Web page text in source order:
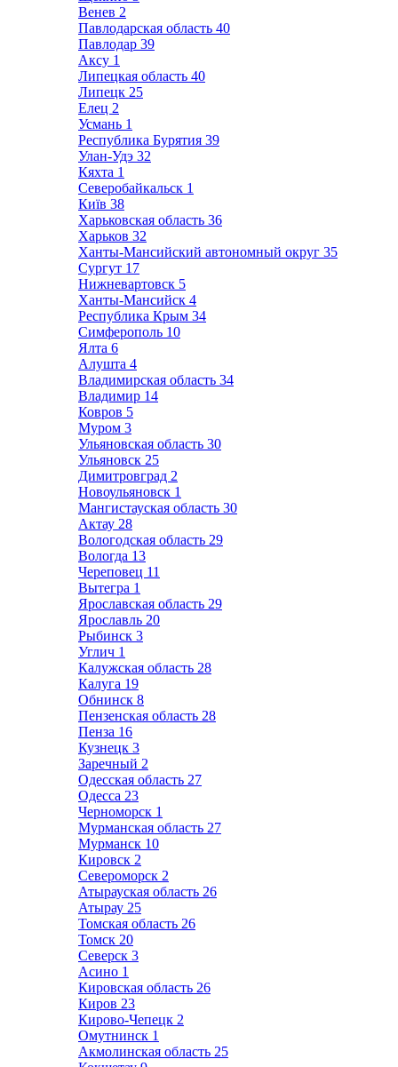
Венев 2
Павлодарская область 40
Павлодар 39
Аксу 1
Липецкая область 40
Липецк 25
Елец 2
Усмань 1
Республика Бурятия 39
Улан-Удэ 32
Кяхта 1
Северобайкальск 1
Київ 38
Харьковская область 36
Харьков 32
Ханты-Мансийский автономный округ 35
Сургут 17
Нижневартовск 5
Ханты-Мансийск 4
Республика Крым 34
Симферополь 10
Ялта 6
Алушта 4
Владимирская область 34
Владимир 14
Ковров 5
Муром 3
Ульяновская область 30
Ульяновск 25
Димитровград 2
Новоульяновск 1
Мангистауская область 30
Актау 28
Вологодская область 29
Вологда 13
Череповец 11
Вытегра 1
Ярославская область 29
Ярославль 20
Рыбинск 3
Углич 1
Калужская область 28
Калуга 19
Обнинск 8
Пензенская область 28
Пенза 16
Кузнецк 3
Заречный 2
Одесская область 27
Одесса 23
Черноморск 1
Мурманская область 27
Мурманск 10
Кировск 2
Североморск 2
Атырауская область 26
Атырау 25
Томская область 26
Томск 20
Северск 3
Асино 1
Кировская область 26
Киров 23
Кирово-Чепецк 2
Омутнинск 1
Акмолинская область 25